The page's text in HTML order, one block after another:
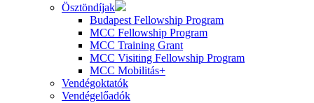
Ösztöndíjak
Budapest Fellowship Program
MCC Fellowship Program
MCC Training Grant
MCC Visiting Fellowship Program
MCC Mobilitás+
Vendégoktatók
Vendégelőadók